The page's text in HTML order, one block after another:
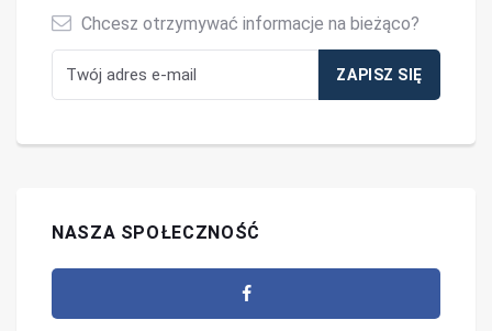
Chcesz otrzymywać informacje na bieżąco?
NASZA SPOŁECZNOŚĆ